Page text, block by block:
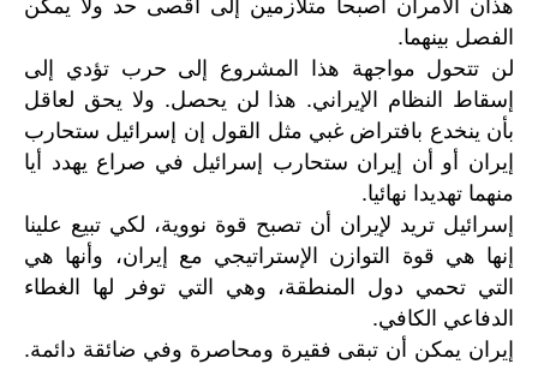
الفصل بينهما.
لن تتحول مواجهة هذا المشروع إلى حرب تؤدي إلى
إسقاط النظام الإيراني. هذا لن يحصل. ولا يحق لعاقل
بأن ينخدع بافتراض غبي مثل القول إن إسرائيل ستحارب
إيران أو أن إيران ستحارب إسرائيل في صراع يهدد أيا
منهما تهديدا نهائيا.
إسرائيل تريد لإيران أن تصبح قوة نووية، لكي تبيع علينا
إنها هي قوة التوازن الإستراتيجي مع إيران، وأنها هي
التي تحمي دول المنطقة، وهي التي توفر لها الغطاء
الدفاعي الكافي.
إيران يمكن أن تبقى فقيرة ومحاصرة وفي ضائقة دائمة.